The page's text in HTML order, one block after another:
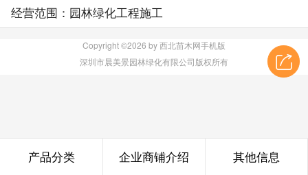
经营范围：园林绿化工程施工
Copyright ©2026 by 西北苗木网手机版
深圳市晨美景园林绿化有限公司版权所有
产品分类 企业商铺介绍 其他信息